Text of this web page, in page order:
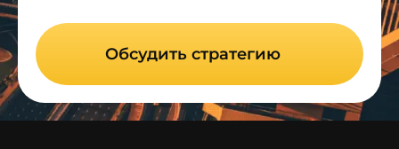
Обсудить стратегию